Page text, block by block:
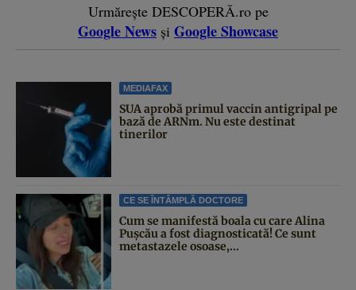
Urmărește DESCOPERĂ.ro pe
Google News și Google Showcase
MEDIAFAX
SUA aprobă primul vaccin antigripal pe
bază de ARNm. Nu este destinat
tinerilor
CE SE ÎNTÂMPLĂ DOCTORE
Cum se manifestă boala cu care Alina
Pușcău a fost diagnosticată! Ce sunt
metastazele osoase,...